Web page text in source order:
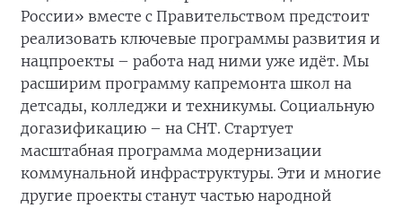
России» вместе с Правительством предстоит
реализовать ключевые программы развития и
нацпроекты – работа над ними уже идёт. Мы
расширим программу капремонта школ на
детсады, колледжи и техникумы. Социальную
догазификацию – на СНТ. Стартует
масштабная программа модернизации
коммунальной инфраструктуры. Эти и многие
другие проекты станут частью народной